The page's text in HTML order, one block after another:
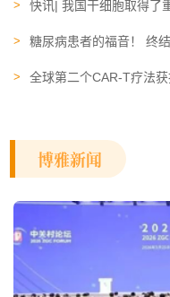
快讯| 我国干细胞取得了
糖尿病患者的福音！ 终
全球第二个CAR-T疗法
博雅新闻